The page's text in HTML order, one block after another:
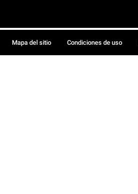
Mapa del sitio Condiciones de uso